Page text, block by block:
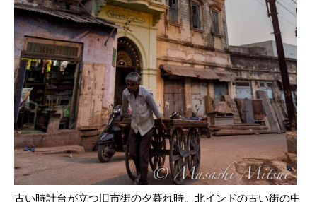
古い時計台が立つ旧市街の夕暮れ時。北インドの古い街の中